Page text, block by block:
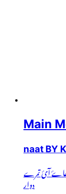
Main
naat BY
اٹھاۓ آئ تمرے
دوار